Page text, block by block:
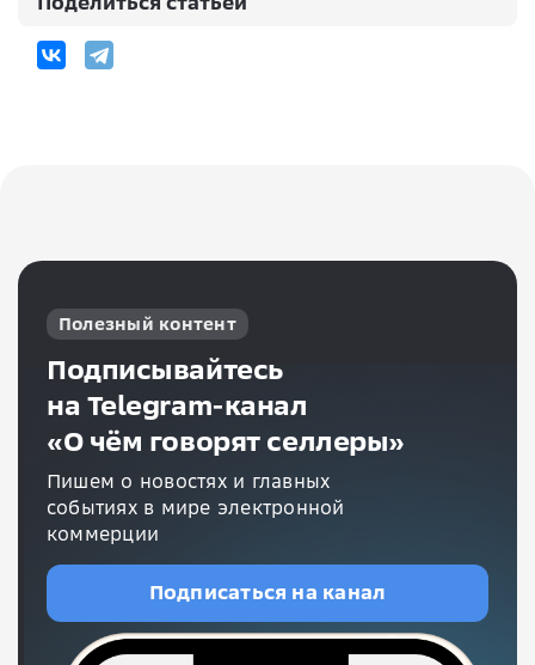
Полезный контент
Подписывайтесь
на Telegram-канал
«О чём говорят селлеры»
Пишем о новостях и главных
событиях в мире электронной
коммерции
Подписаться на канал